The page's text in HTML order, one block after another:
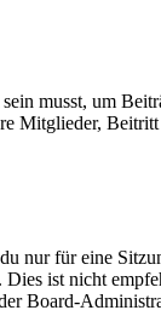
musst, um
Mitglieder,
nur für eine
ist nicht
Board-